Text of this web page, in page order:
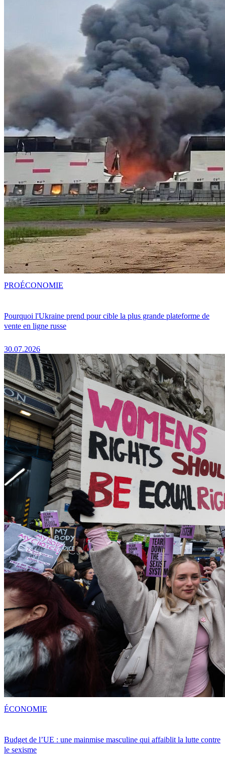
Pourquoi l'Ukraine prend pour cible la plus grande plateforme de
vente en ligne russe
30.07.2026
PROÉCONOMIE
Budget de l’UE : une mainmise masculine qui affaiblit la lutte contre
le sexisme
ÉCONOMIE